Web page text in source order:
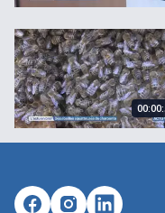
Opération sauvetage